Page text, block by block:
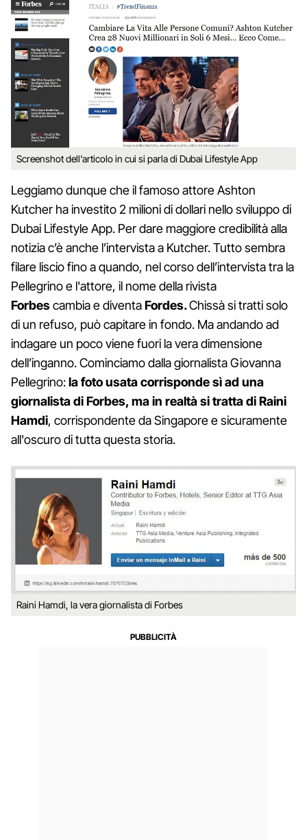
Screenshot dell'articolo in cui si parla di Dubai Lifestyle App
Leggiamo dunque che il famoso attore Ashton
Kutcher ha investito 2 milioni di dollari nello sviluppo di
Dubai Lifestyle App. Per dare maggiore credibilità alla
notizia c’è anche l’intervista a Kutcher. Tutto sembra
filare liscio fino a quando, nel corso dell’intervista tra la
Pellegrino e l'attore, il nome della rivista
Forbescambia e diventaFordes.Chissà si tratti solo
di un refuso, può capitare in fondo. Ma andando ad
indagare un poco viene fuori la vera dimensione
dell’inganno. Cominciamo dalla giornalista Giovanna
Pellegrino:la foto usata corrisponde sì ad una
giornalista di Forbes, ma in realtà si tratta di Raini
Hamdi, corrispondente da Singapore e sicuramente
all'oscuro di tutta questa storia.
Raini Hamdi, la vera giornalista di Forbes